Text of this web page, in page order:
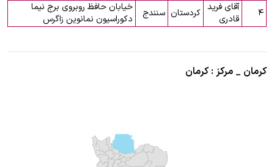
۴
آقای فرید
قادری
کردستان سنندج
خیابان حافظ روبروی برج نیما
دکوراسیون نمانوین زاگرس
کرمان _ مرکز : کرمان